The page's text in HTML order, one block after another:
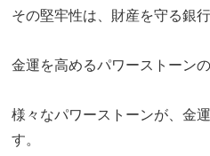
その堅牢性は、財産を守る銀
金運を高めるパワーストーン
様々なパワーストーンが、金
す。